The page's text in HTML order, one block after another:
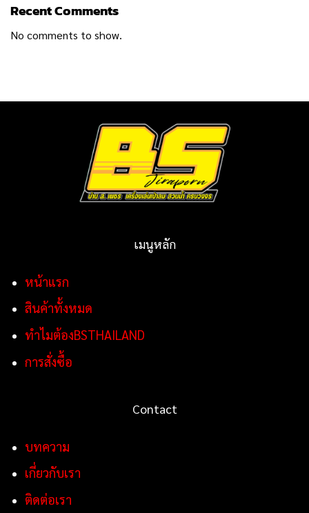
Recent Comments
No comments to show.
เมนูหลัก
หน้าแรก
สินค้าทั้งหมด
ทำไมต้องBSTHAILAND
การสั่งซื้อ
Contact
บทความ
เกี่ยวกับเรา
ติดต่อเรา